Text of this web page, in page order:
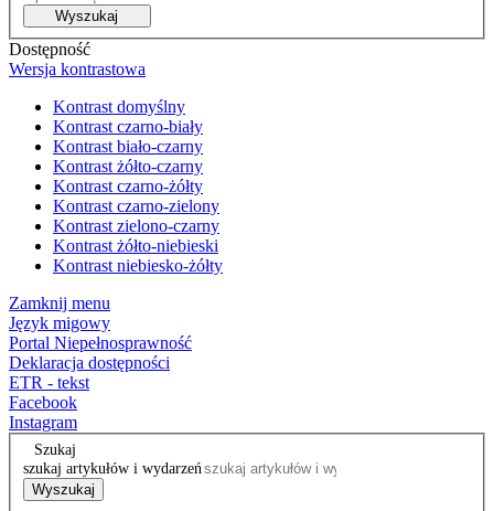
Wyszukaj
Dostępność
Wersja kontrastowa
Kontrast domyślny
Kontrast czarno-biały
Kontrast biało-czarny
Kontrast żółto-czarny
Kontrast czarno-żółty
Kontrast czarno-zielony
Kontrast zielono-czarny
Kontrast żółto-niebieski
Kontrast niebiesko-żółty
Zamknij menu
Język migowy
Portal Niepełnosprawność
Deklaracja dostępności
ETR - tekst
Facebook
Instagram
Szukaj
szukaj artykułów i wydarzeń
Wyszukaj